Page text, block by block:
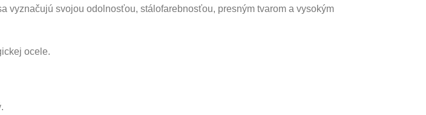
vyznačujú svojou odolnosťou, stálofarebnosťou, presným tvarom a vysokým
ocele.